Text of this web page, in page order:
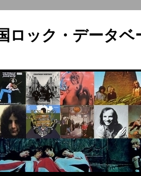
ロック・データベ